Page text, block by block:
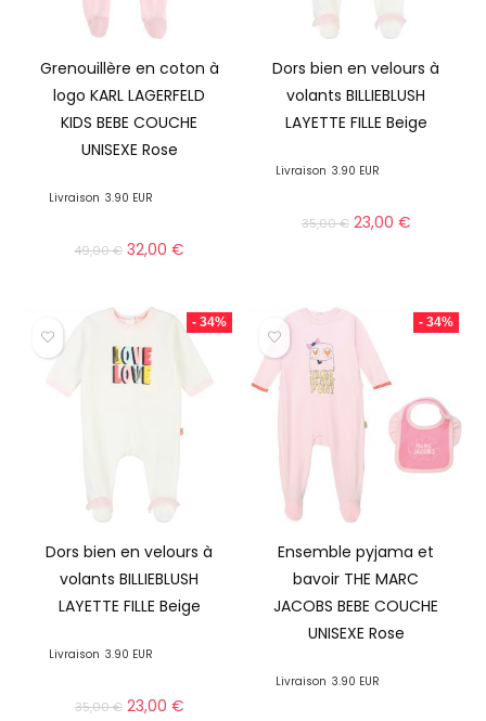
Grenouillère en coton à
logo KARL LAGERFELD
KIDS BEBE COUCHE
UNISEXE Rose
Livraison 3.90 EUR
49,00€ 32,00€
Dors bien en velours à
volants BILLIEBLUSH
LAYETTE FILLE Beige
Livraison 3.90 EUR
35,00€ 23,00 €
- 34%
Dors bien en velours à
volants BILLIEBLUSH
LAYETTE FILLE Beige
Livraison 3.90 EUR
35,00€ 23,00 €
- 34%
Ensemble pyjama et
bavoir THE MARC
JACOBS BEBE COUCHE
UNISEXE Rose
Livraison 3.90 EUR